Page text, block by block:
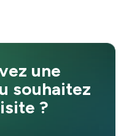
une
souhaitez
?